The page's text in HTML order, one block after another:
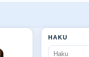
HAKU